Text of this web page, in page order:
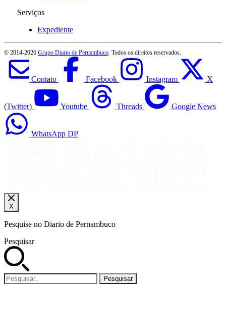
Serviços
Expediente
© 2014-2026 Grupo Diario de Pernambuco . Todos os direitos reservados.
Contato Facebook Instagram X
(Twitter) Youtube Threads Google News
WhatsApp DP
X
Pesquise no Diario de Pernambuco
Pesquisar
Pesquisar